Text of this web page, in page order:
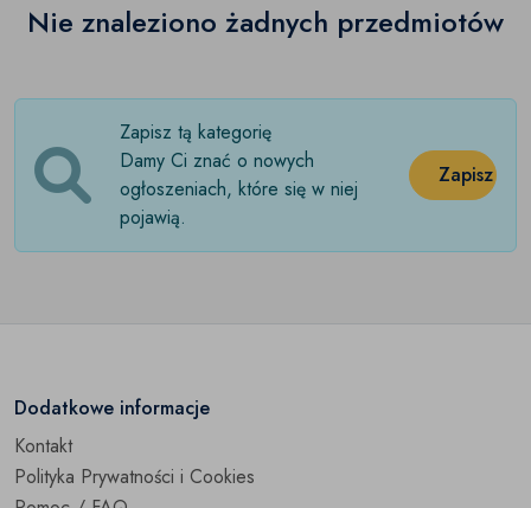
Plandeka (firana)(0)
(0)
Pozostałe pojazdy ciężarowe(0)
Nie znaleziono żadnych przedmiotów
Zapisz tą kategorię
Damy Ci znać o nowych
ogłoszeniach, które się w niej
pojawią.
Zapisz
Dodatkowe informacje
Kontakt
Polityka Prywatności i Cookies